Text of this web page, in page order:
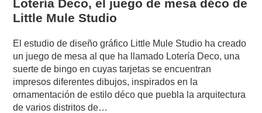
Lotería Deco, el juego de mesa déco de
Little Mule Studio
El estudio de diseño gráfico Little Mule Studio ha creado
un juego de mesa al que ha llamado Lotería Deco, una
suerte de bingo en cuyas tarjetas se encuentran
impresos diferentes dibujos, inspirados en la
ornamentación de estilo déco que puebla la arquitectura
de varios distritos de…